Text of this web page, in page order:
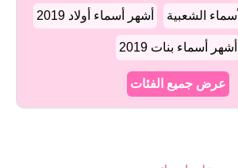
الشعبية أشهر أسماء أولاد 2019
أشهر أسماء بنات 2019
عرض جميع الفئات